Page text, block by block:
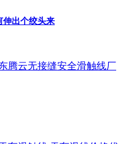
伸出个绞头来
腾云无接缝安全滑触线厂